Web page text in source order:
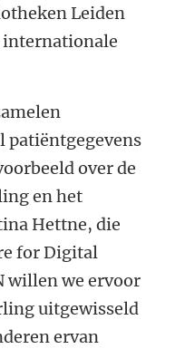
Leiden
internationale
patiëntgegevens
over de
en het
Hettne, die
for Digital
willen we ervoor
uitgewisseld
ervan